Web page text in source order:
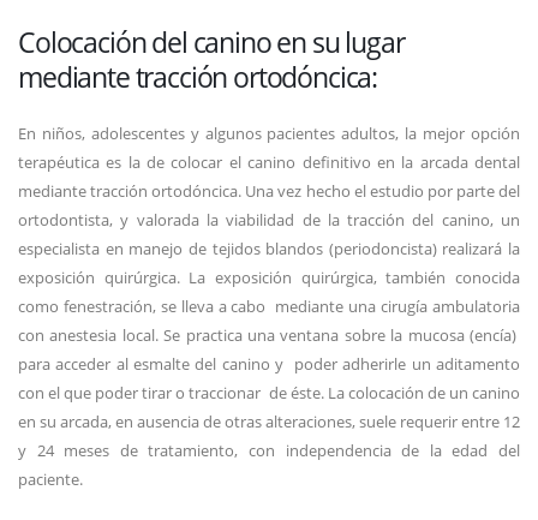
Colocación del canino en su lugar
mediante tracción ortodóncica:
En niños, adolescentes y algunos pacientes adultos, la mejor opción
terapéutica es la de colocar el canino definitivo en la arcada dental
mediante tracción ortodóncica. Una vez hecho el estudio por parte del
ortodontista, y valorada la viabilidad de la tracción del canino, un
especialista en manejo de tejidos blandos (periodoncista) realizará la
exposición quirúrgica. La exposición quirúrgica, también conocida
como fenestración, se lleva a cabo mediante una cirugía ambulatoria
con anestesia local. Se practica una ventana sobre la mucosa (encía)
para acceder al esmalte del canino y poder adherirle un aditamento
con el que poder tirar o traccionar de éste. La colocación de un canino
en su arcada, en ausencia de otras alteraciones, suele requerir entre 12
y 24 meses de tratamiento, con independencia de la edad del
paciente.